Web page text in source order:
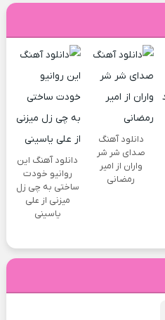
دانلود آهنگ
صدای شر شر
واران از امیر
رمضانی
دانلود آهنگ این
روانیو خودت
ساختی به چی زل
میزنی از علی
یاسینی